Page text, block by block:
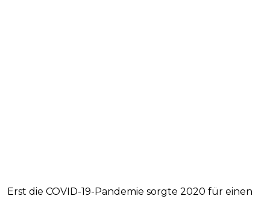
Erst die COVID-19-Pandemie sorgte 2020 für einen